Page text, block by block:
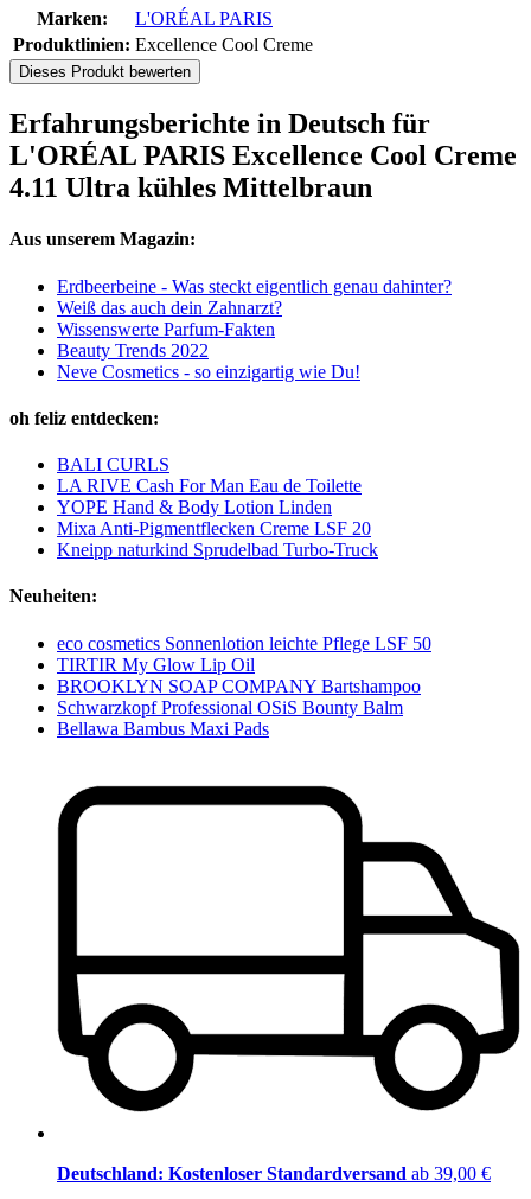
Marken:
L'ORÉAL PARIS
Produktlinien: Excellence Cool Creme
Dieses Produkt bewerten
Erfahrungsberichte in Deutsch für
L'ORÉAL PARIS Excellence Cool Creme
4.11 Ultra kühles Mittelbraun
Aus unserem Magazin:
Erdbeerbeine - Was steckt eigentlich genau dahinter?
Weiß das auch dein Zahnarzt?
Wissenswerte Parfum-Fakten
Beauty Trends 2022
Neve Cosmetics - so einzigartig wie Du!
oh feliz entdecken:
BALI CURLS
LA RIVE Cash For Man Eau de Toilette
YOPE Hand & Body Lotion Linden
Mixa Anti-Pigmentflecken Creme LSF 20
Kneipp naturkind Sprudelbad Turbo-Truck
Neuheiten:
eco cosmetics Sonnenlotion leichte Pflege LSF 50
TIRTIR My Glow Lip Oil
BROOKLYN SOAP COMPANY Bartshampoo
Schwarzkopf Professional OSiS Bounty Balm
Bellawa Bambus Maxi Pads
Deutschland: Kostenloser Standardversand ab 39,00 €